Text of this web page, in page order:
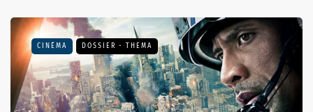
CINÉMA DOSSIER - THEMA